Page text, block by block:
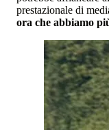
prestazionale di
ora che abbiamo